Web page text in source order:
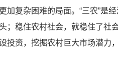
复杂困难的局面。“三农”是
稳住农村社会，就稳住了社
资，挖掘农村巨大市场潜力